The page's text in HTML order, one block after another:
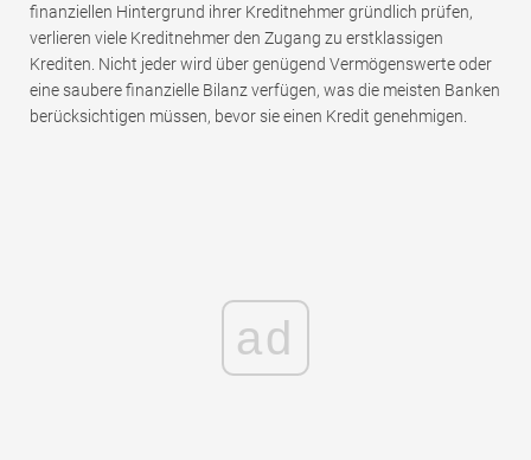
finanziellen Hintergrund ihrer Kreditnehmer gründlich prüfen,
verlieren viele Kreditnehmer den Zugang zu erstklassigen
Krediten. Nicht jeder wird über genügend Vermögenswerte oder
eine saubere finanzielle Bilanz verfügen, was die meisten Banken
berücksichtigen müssen, bevor sie einen Kredit genehmigen.
ad